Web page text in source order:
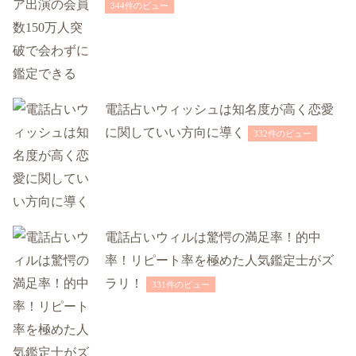
344件のビュー
電話占いウィッシュは知名度が高く恋愛
に関していい方向に導く
332件のビュー
電話占いウィルは驚愕の満足率！的中
率！リピート率を極めた人気鑑定士がズ
ラリ！
331件のビュー